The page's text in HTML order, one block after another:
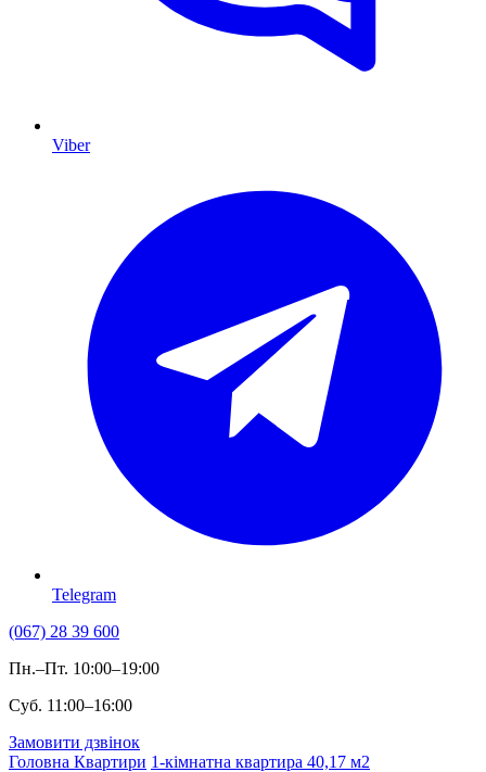
Viber
Telegram
(067) 28 39 600
Пн.–Пт. 10:00–19:00
Суб. 11:00–16:00
Замовити дзвінок
Головна Квартири 1-кімнатна квартира 40,17 м2